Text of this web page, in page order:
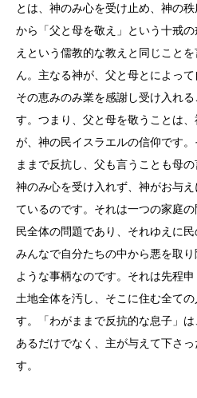
とは、神のみ心を受け止め、神の
から「父と母を敬え」という十戒
えという儒教的な教えと同じこと
ん。主なる神が、父と母とによっ
その恵みのみ業を感謝し受け入れ
す。つまり、父と母を敬うことは
が、神の民イスラエルの信仰です
ままで反抗し、父も言うことも母
神のみ心を受け入れず、神がお与
ているのです。それは一つの家庭
民全体の問題であり、それゆえに
みんなで自分たちの中から悪を取
ような事柄なのです。それは先程
土地全体を汚し、そこに住む全て
す。「わがままで反抗的な息子」
あるだけでなく、主が与えて下さ
す。